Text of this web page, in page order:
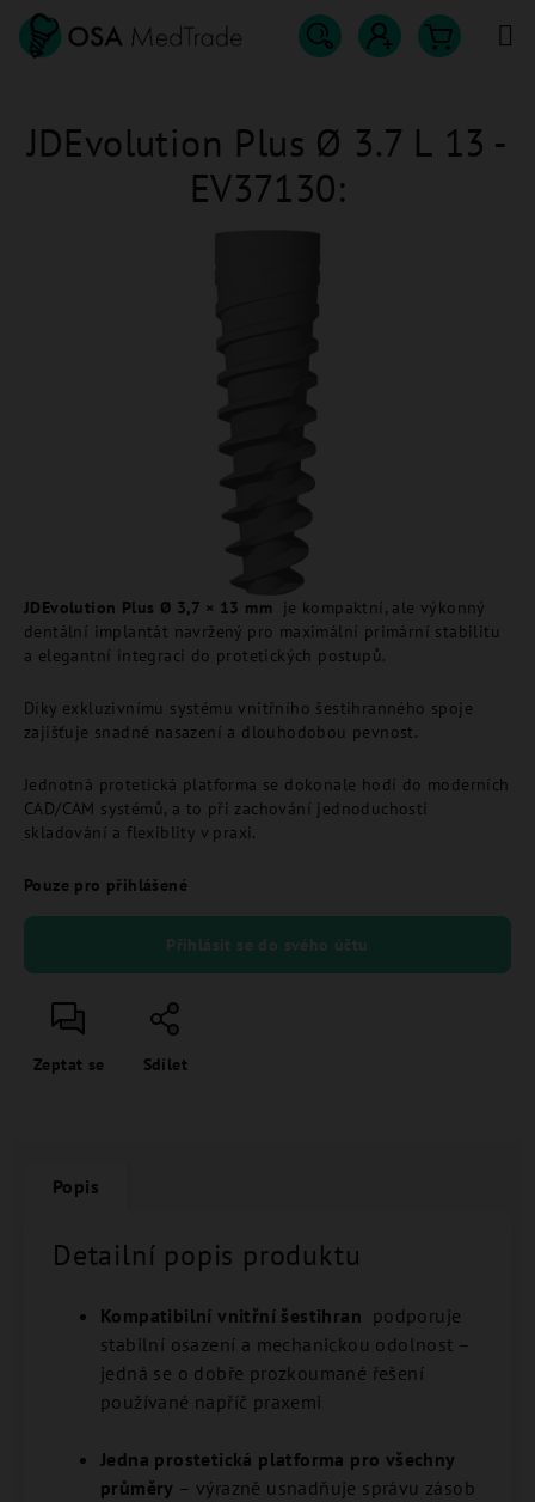
Přejít
obsah
Hledat
košík
JDEvolution Plus Ø 3,7 × 13 mm
je kompaktní, ale výkonný
dentální implantát navržený pro maximální primární stabilitu
a elegantní integraci do protetických postupů.
Díky exkluzivnímu systému vnitřního šestihranného spoje
zajišťuje snadné nasazení a dlouhodobou pevnost.
Jednotná protetická platforma se dokonale hodí do moderních
CAD/CAM systémů, a to při zachování jednoduchosti
skladování a flexiblity v praxi.
Pouze pro přihlášené
Přihlásit se do svého účtu
Zeptat se Sdílet
JDEvolution Plus Ø 3.7 L 13 -
EV37130:
Popis
Detailní popis produktu
Kompatibilní vnitřní šestihran podporuje
stabilní osazení a mechanickou odolnost –
jedná se o dobře prozkoumané řešení
používané napříč praxemi
Jedna prostetická platforma pro všechny
průměry – výrazně usnadňuje správu zásob